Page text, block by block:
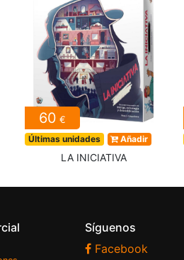
60 €
Últimas unidades Añadir
LA INICIATIVA
Síguenos
Facebook